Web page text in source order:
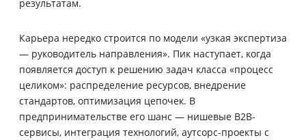
результатам.
Карьера нередко строится по модели «узкая экспертиза
— руководитель направления». Пик наступает, когда
появляется доступ к решению задач класса «процесс
целиком»: распределение ресурсов, внедрение
стандартов, оптимизация цепочек. В
предпринимательстве его шанс — нишевые B2B-
сервисы, интеграция технологий, аутсорс-проекты с